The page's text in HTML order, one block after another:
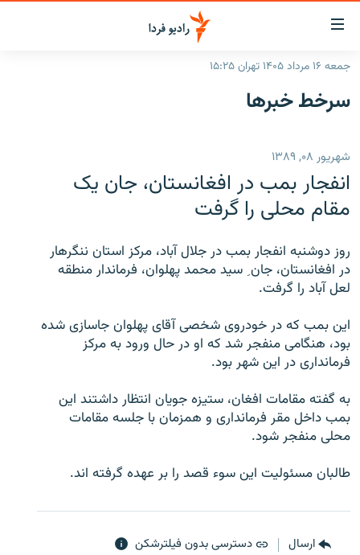
لینک‌های
قابلیت
دسترسی
بازگشت
اصلی
رفتن
صفحه
ایران
رادیو
انتخاب کنید و بشنوید
فرکانس‌ها
پادکست
گزارش‌های تصویری
گزارش‌های ویدئویی
زنان فردا
English
به ما بپیوندید
جمعه ۱۶ مرداد ۱۴۰۵ تهران ۱۵:۲۵
سرخط‌ خبرها
شهریور ۰۸, ۱۳۸۹
انفجار بمب در افغانستان، جان يک
مقام محلی را گرفت
روز دوشنبه انفجار بمب در جلال آباد، مرکز استان ننگرهار
در افغانستان، جان ِ سيد محمد پهلوان، فرماندار منطقه
لعل آباد را گرفت.
اين بمب که در خودروی شخصی آقای پهلوان جاسازی شده
بود، هنگامی منفجر شد که او در حال ورود به مرکز
فرمانداری در اين شهر بود.
به گفته مقامات افغان، ستيزه جويان انتظار داشتند اين
بمب داخل مقر فرمانداری و همزمان با جلسه مقامات
محلی منفجر شود.
طالبان مسئوليت اين سوء قصد را بر عهده گرفته اند.
ارسال دسترسی بدون فیلترشکن